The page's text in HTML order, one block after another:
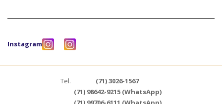
Instagram
Tel.
(71) 3026-1567
(71) 98642-9215 (WhatsApp)